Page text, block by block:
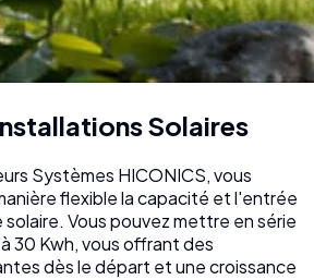
Solaires
Systèmes HICONICS, vous
flexible la capacité et l'entrée
Vous pouvez mettre en série
30 Kwh, vous offrant des
dès le départ et une croissance